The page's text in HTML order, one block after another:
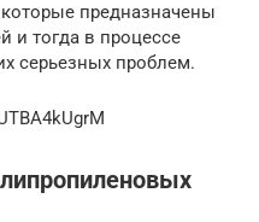
предназначены
и тогда в процессе
серьезных проблем.